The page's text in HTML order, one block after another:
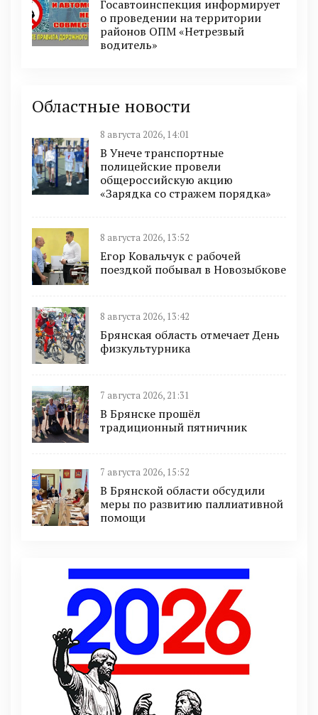
Госавтоинспекция информирует
о проведении на территории
районов ОПМ «Нетрезвый
водитель»
Областные новости
8 августа 2026, 14:01
В Унече транспортные
полицейские провели
общероссийскую акцию
«Зарядка со стражем порядка»
8 августа 2026, 13:52
Егор Ковальчук с рабочей
поездкой побывал в Новозыбкове
8 августа 2026, 13:42
Брянская область отмечает День
физкультурника
7 августа 2026, 21:31
В Брянске прошёл
традиционный пятничник
7 августа 2026, 15:52
В Брянской области обсудили
меры по развитию паллиативной
помощи